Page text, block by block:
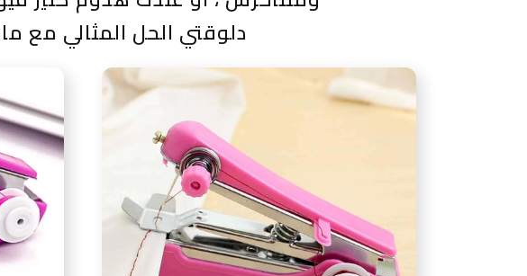
دلوقتي الحل المثالي مع